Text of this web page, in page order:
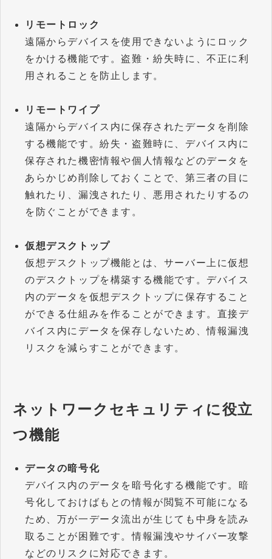
リモートロック
遠隔からデバイスを使用できないようにロック
をかける機能です。盗難・紛失時に、不正に利
用されることを防止します。
リモートワイプ
遠隔からデバイス内に保存されたデータを削除
する機能です。紛失・盗難時に、デバイス内に
保存された機密情報や個人情報などのデータを
あらかじめ削除しておくことで、第三者の目に
触れたり、漏洩されたり、悪用されたりするの
を防ぐことができます。
仮想デスクトップ
仮想デスクトップ機能とは、サーバー上に仮想
のデスクトップを構築する機能です。デバイス
内のデータを仮想デスクトップに保存すること
ができる仕組みを作ることができます。直接デ
バイス内にデータを保存しないため、情報漏洩
リスクを減らすことができます。
ネットワークセキュリティに役立
つ機能
データの暗号化
デバイス内のデータを暗号化する機能です。暗
号化しておけばもとの情報が閲覧不可能になる
ため、万が一データ流出が生じても中身を読み
取ることが困難です。情報漏洩やサイバー攻撃
などのリスクに対応できます。